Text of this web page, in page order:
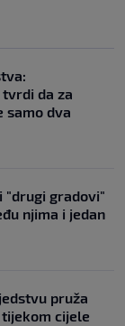
da za
samo dva
"drugi gradovi"
njima i jedan
pruža
cijele